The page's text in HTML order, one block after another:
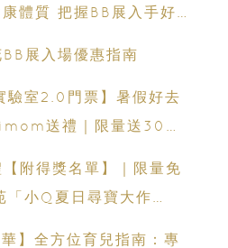
體質 把握BB展入手好
展入場優惠指南
驗室2.0門票】暑假好去
送禮｜限量送30套
附得獎名單】｜限量免
「小Q夏日尋寶大作
】全方位育兒指南：專